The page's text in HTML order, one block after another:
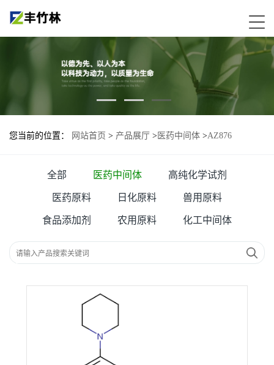
您当前的位置： 网站首页 > 产品展厅 > 医药中间体 >AZ876
全部 医药中间体 高纯化学试剂
医药原料 日化原料 兽用原料
食品添加剂 农用原料 化工中间体